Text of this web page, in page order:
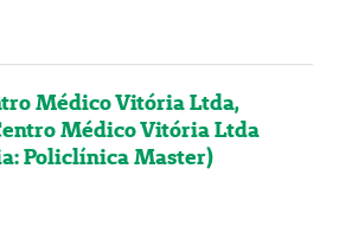
Médico Vitória Ltda,
Médico Vitória Ltda
Policlínica Master)